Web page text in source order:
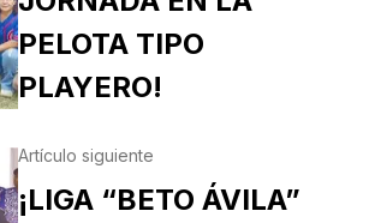
PELOTA TIPO
PLAYERO!
Artículo siguiente
¡LIGA “BETO ÁVILA”